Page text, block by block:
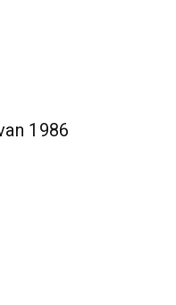
1986